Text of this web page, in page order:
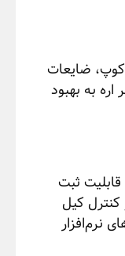
ضایعات
به بهبود
ثبت
کیل
نرم‌افزار